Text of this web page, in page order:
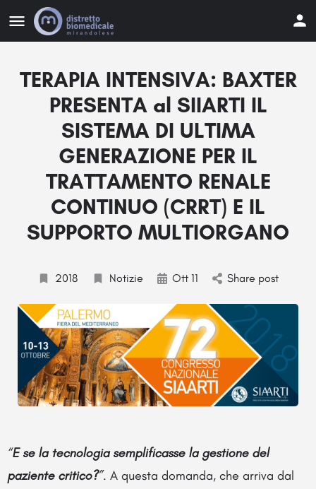
TERAPIA INTENSIVA: BAXTER
PRESENTA al SIIARTI IL
SISTEMA DI ULTIMA
GENERAZIONE PER IL
TRATTAMENTO RENALE
CONTINUO (CRRT) E IL
SUPPORTO MULTIORGANO
2018 Notizie Ott 11 Share post
“E se la tecnologia semplificasse la gestione del
paziente critico?”. A questa domanda, che arriva dal